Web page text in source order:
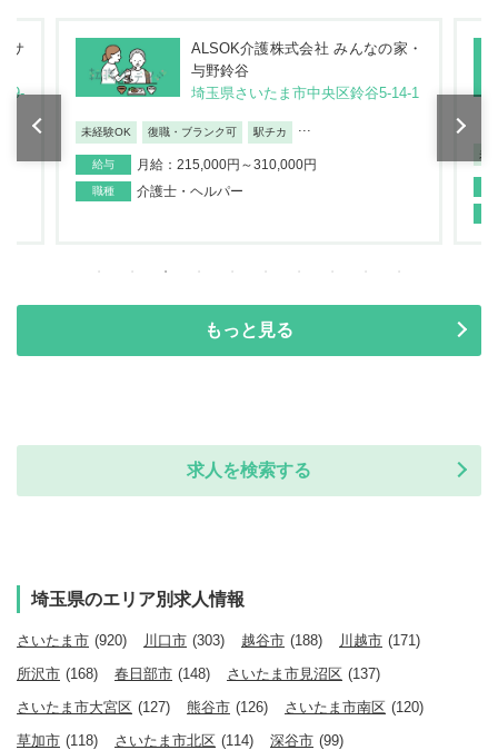
サ
9-
ALSOK介護株式会社 みんなの家・
与野鈴谷
埼玉県さいたま市中央区鈴谷5-14-1
未経験OK 復職・ブランク可 駅チカ
給与 月給：215,000円～310,000円
職種 介護士・ヘルパー
未
もっと見る
求人を検索する
埼玉県のエリア別求人情報
さいたま市 (920) 川口市 (303) 越谷市 (188) 川越市 (171)
所沢市 (168) 春日部市 (148) さいたま市見沼区 (137)
さいたま市大宮区 (127) 熊谷市 (126) さいたま市南区 (120)
草加市 (118) さいたま市北区 (114) 深谷市 (99)